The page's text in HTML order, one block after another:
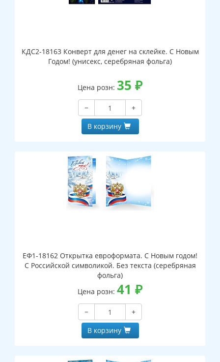
КДС2-18163 Конверт для денег на склейке. С Новым
Годом! (унисекс, серебряная фольга)
Цена розн: 35 ₽
−
+
В корзину
ЕФ1-18162 Открытка евроформата. С Новым годом!
С Российской символикой. Без текста (серебряная
фольга)
Цена розн: 41 ₽
−
+
В корзину